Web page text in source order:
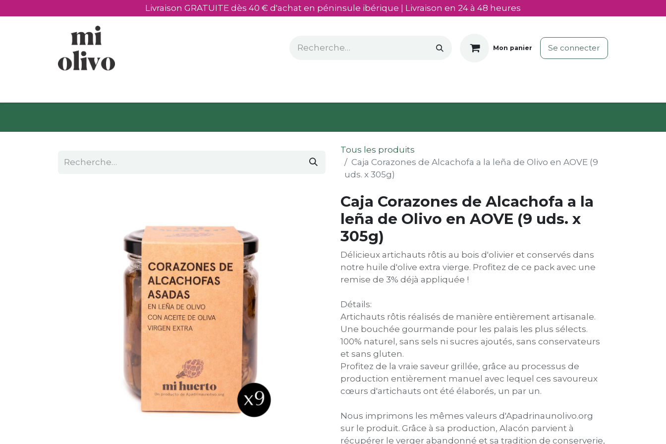
Livraison GRATUITE dès 40 € d'achat en péninsule ibérique | Livraison en 24 à 48 heures
Mon panier Se connecter
Tous les produits
Caja Corazones de Alcachofa a la leña de Olivo en AOVE (9
uds. x 305g)
Caja Corazones de Alcachofa a la
leña de Olivo en AOVE (9 uds. x
305g)
Délicieux artichauts rôtis au bois d'olivier et conservés dans
notre huile d'olive extra vierge. Profitez de ce pack avec une
remise de 3% déjà appliquée !
Détails:
Artichauts rôtis réalisés de manière entièrement artisanale.
Une bouchée gourmande pour les palais les plus sélects.
100% naturel, sans sels ni sucres ajoutés, sans conservateurs
et sans gluten.
Profitez de la vraie saveur grillée, grâce au processus de
production entièrement manuel avec lequel ces savoureux
cœurs d'artichauts ont été élaborés, un par un.
Nous imprimons les mêmes valeurs d'Apadrinaunolivo.org
sur le produit. Grâce à sa production, Alacón parvient à
récupérer le verger abandonné et sa tradition de conserverie,